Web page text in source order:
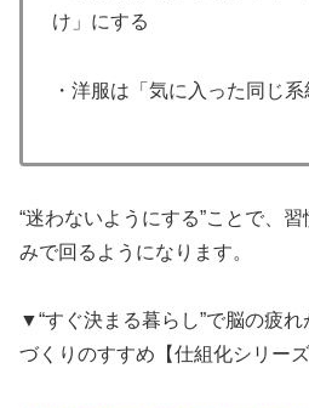
け」にする
・洋服は「気に入った同じ
“迷わないようにする”ことで、
みで回るようになります。
▼“すぐ決まる暮らし”で脳の疲
づくりのすすめ【仕組化シリーズ